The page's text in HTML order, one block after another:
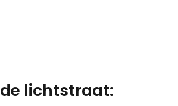
lichtstraat: